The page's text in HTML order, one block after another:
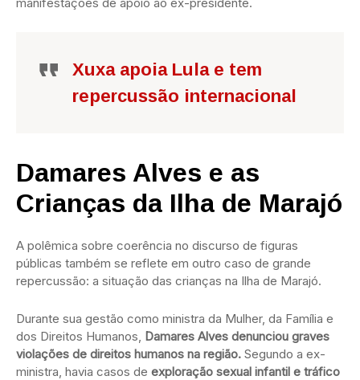
manifestações de apoio ao ex-presidente.
Xuxa apoia Lula e tem
repercussão internacional
Damares Alves e as
Crianças da Ilha de Marajó
A polêmica sobre coerência no discurso de figuras
públicas também se reflete em outro caso de grande
repercussão: a situação das crianças na Ilha de Marajó.
Durante sua gestão como ministra da Mulher, da Família e
dos Direitos Humanos, Damares Alves denunciou graves
violações de direitos humanos na região. Segundo a ex-
ministra, havia casos de exploração sexual infantil e tráfico